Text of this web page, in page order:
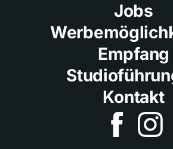
Jobs
Empfang
Kontakt